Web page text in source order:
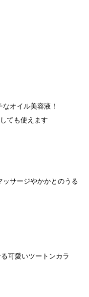
オイル美容液！
ても使えます
サージやかかとのうる
可愛いツートンカラ